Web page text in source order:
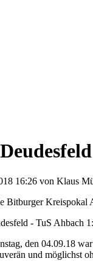
16:26 von Klaus
Bitburger Kreispokal
- TuS Ahbach
den 04.09.18
und möglichst